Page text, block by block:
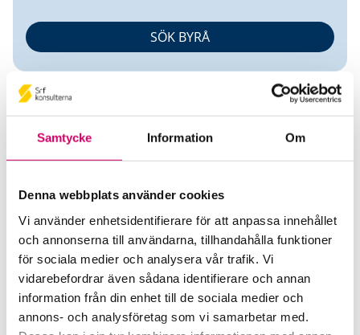
Samtycke Information Om
Denna webbplats använder cookies
Vi använder enhetsidentifierare för att anpassa innehållet
och annonserna till användarna, tillhandahålla funktioner
för sociala medier och analysera vår trafik. Vi
vidarebefordrar även sådana identifierare och annan
information från din enhet till de sociala medier och
annons- och analysföretag som vi samarbetar med.
Tegehalls Revisionsbyrå
Srf Auktoriserade konsulter
Jonas Lönnmyr
Auktoriserad Redovisningskonsult
Falköping